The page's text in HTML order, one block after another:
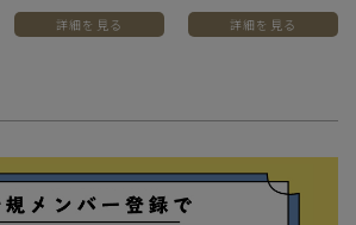
詳細を見る 詳細を見る